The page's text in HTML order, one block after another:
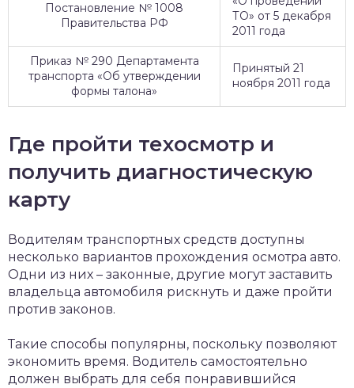
Постановление № 1008
Правительства РФ
ТО» от 5 декабря
2011 года
Приказ № 290 Департамента
транспорта «Об утверждении
формы талона»
Принятый 21
ноября 2011 года
Где пройти техосмотр и
получить диагностическую
карту
Водителям транспортных средств доступны
несколько вариантов прохождения осмотра авто.
Одни из них – законные, другие могут заставить
владельца автомобиля рискнуть и даже пройти
против законов.
Такие способы популярны, поскольку позволяют
экономить время. Водитель самостоятельно
должен выбрать для себя понравившийся